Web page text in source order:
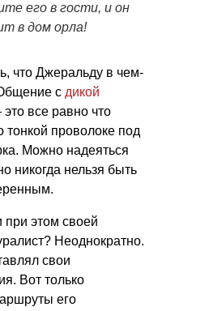
его в гости, и он
в дом орла!
что Джеральду в чем-
с дикой
все равно что
тонкой проволоке под
Можно надеяться
никогда нельзя быть
при этом своей
Неоднократно.
свои
Вот только
его